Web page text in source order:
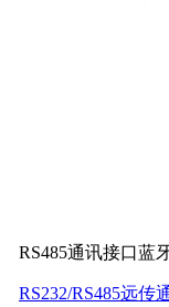
RS485通讯接口蓝
RS232/RS485远传